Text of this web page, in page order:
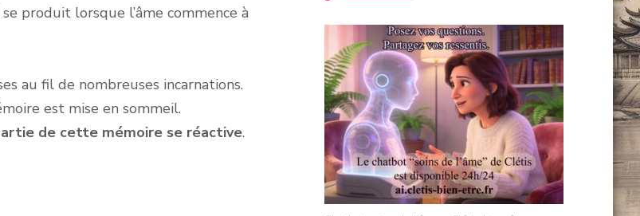
produit lorsque l’âme commence à
au fil de nombreuses incarnations.
est mise en sommeil.
de cette mémoire se réactive.